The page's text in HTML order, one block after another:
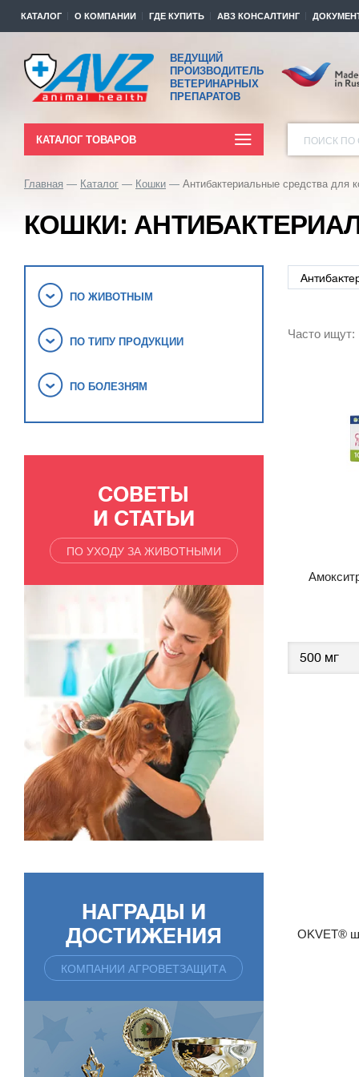
КАТАЛОГ О КОМПАНИИ ГДЕ КУПИТЬ АВЗ КОНСАЛТИНГ
ВЕДУЩИЙ
ПРОИЗВОДИТЕЛЬ
ВЕТЕРИНАРНЫХ
ПРЕПАРАТОВ
КАТАЛОГ ТОВАРОВ ПОИСК ПО
Главная Каталог Кошки Антибактериальные средства для
КОШКИ:
ПО ЖИВОТНЫМ
ПО ТИПУ ПРОДУКЦИИ
ПО БОЛЕЗНЯМ
СОВЕТЫ
И СТАТЬИ
ПО УХОДУ ЗА ЖИВОТНЫМИ
НАГРАДЫ И
ДОСТИЖЕНИЯ
КОМПАНИИ АГРОВЕТЗАЩИТА
Часто ищут:
OKVET®